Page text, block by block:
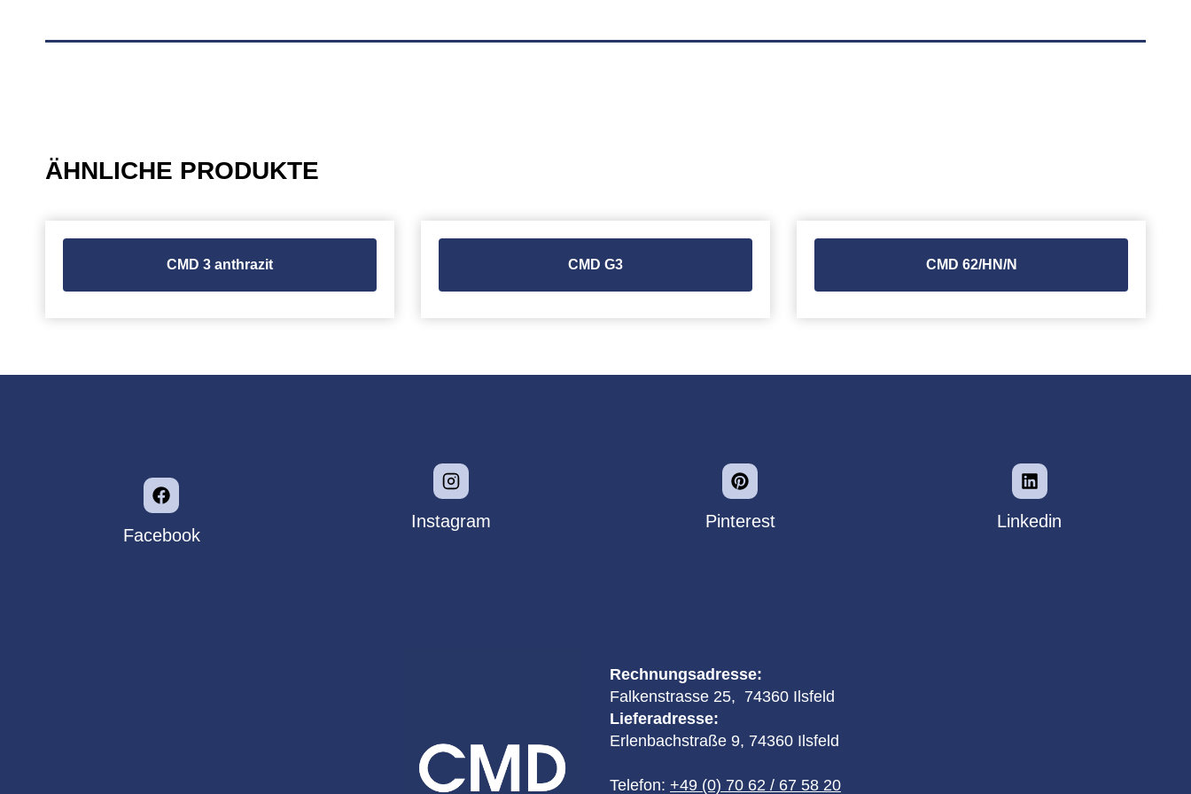
ÄHNLICHE PRODUKTE
CMD 3 anthrazit CMD G3 CMD 62/HN/N
Facebook
Instagram Pinterest Linkedin
Rechnungsadresse:
Falkenstrasse 25, 74360 Ilsfeld
Lieferadresse:
Erlenbachstraße 9, 74360 Ilsfeld
Telefon: +49 (0) 70 62 / 67 58 20